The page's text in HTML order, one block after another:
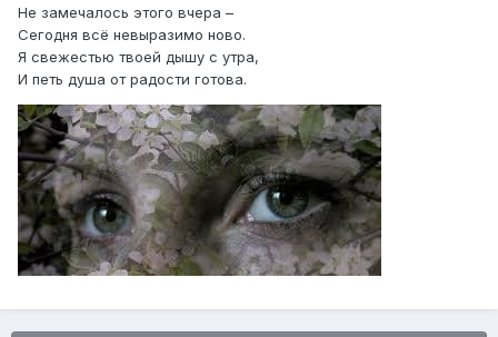
Не замечалось этого вчера –
Сегодня всё невыразимо ново.
Я свежестью твоей дышу с утра,
И петь душа от радости готова.